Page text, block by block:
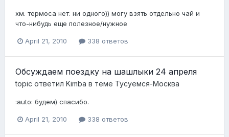
хм. термоса нет. ни одного)) могу взять отдельно чай и
что-нибудь еще полезное/нужное
April 21, 2010 338 ответов
Обсуждаем поездку на шашлыки 24 апреля
topic ответил Kimba в теме Тусуемся-Москва
:auto: будем) спасибо.
April 21, 2010 338 ответов